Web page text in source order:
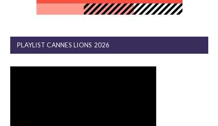
PLAYLIST CANNES LIONS 2026